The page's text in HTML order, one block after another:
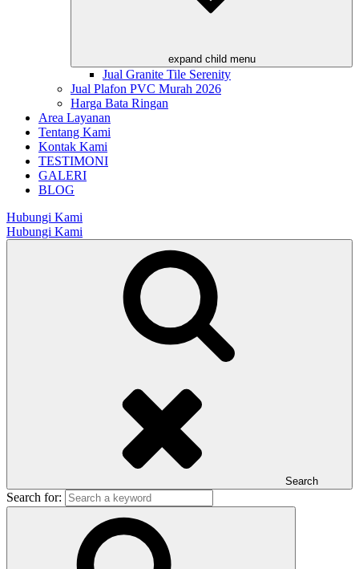
expand child menu
Jual Granite Tile Serenity
Jual Plafon PVC Murah 2026
Harga Bata Ringan
Area Layanan
Tentang Kami
Kontak Kami
TESTIMONI
GALERI
BLOG
Hubungi Kami
Hubungi Kami
Search
Search for: